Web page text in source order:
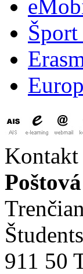
Šport
Kontakt
911 50